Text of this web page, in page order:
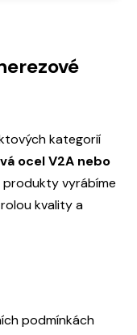
kategorií
ocel V2A nebo
produkty vyrábíme
kvality a
podmínkách